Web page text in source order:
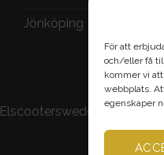
För att
och/eller få
kommer vi
webbplats.
egenskaper
Jönköping
Elscootersweden.com2026